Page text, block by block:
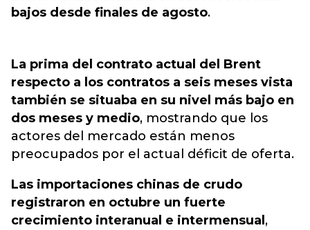
bajos desde finales de agosto.
La prima del contrato actual del Brent
respecto a los contratos a seis meses vista
también se situaba en su nivel más bajo en
dos meses y medio, mostrando que los
actores del mercado están menos
preocupados por el actual déficit de oferta.
Las importaciones chinas de crudo
registraron en octubre un fuerte
crecimiento interanual e intermensual ,